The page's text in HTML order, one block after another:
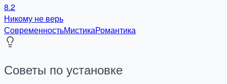
8.2
Никому не верь
СовременностьМистикаРомантика
Советы по установке